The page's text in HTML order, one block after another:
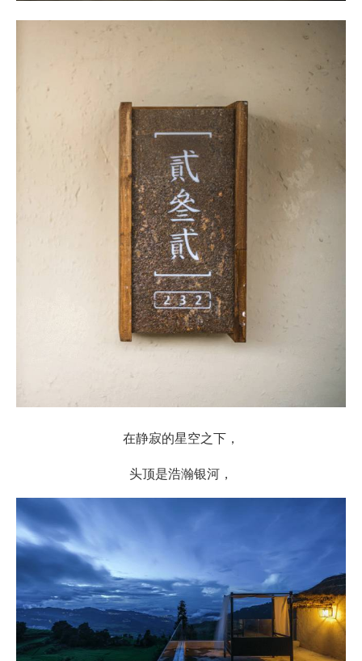
在静寂的星空之下，
头顶是浩瀚银河，